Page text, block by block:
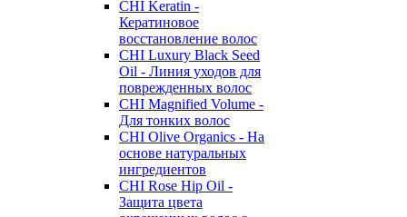
CHI Keratin -
Кератиновое
восстановление волос
CHI Luxury Black Seed
Oil - Линия уходов для
поврежденных волос
CHI Magnified Volume -
Для тонких волос
CHI Olive Organics - На
основе натуральных
ингредиентов
CHI Rose Hip Oil -
Защита цвета